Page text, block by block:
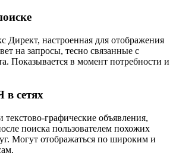
Директ, настроенная для отображения
на запросы, тесно связанные с
Показывается в момент потребности и
сетях
текстово-графические объявления,
поиска пользователем похожих
Могут отображаться по широким и